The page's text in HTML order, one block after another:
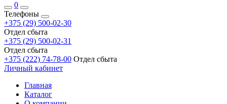
0
Телефоны
+375 (29) 500-02-30
Отдел сбыта
+375 (29) 500-02-31
Отдел сбыта
+375 (222) 74-78-00 Отдел сбыта
Личный кабинет
Главная
Каталог